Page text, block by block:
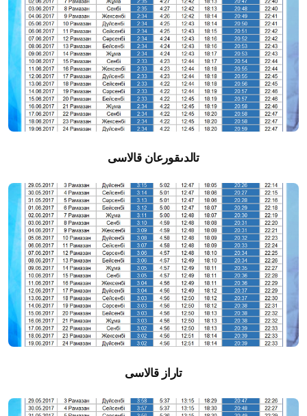
تالدىقورعان قالاسى
تاراز قالاسى